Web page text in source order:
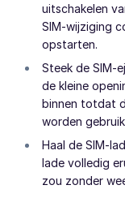
uitschakelen
SIM-wijziging
opstarten.
Steek de SIM-
de kleine
binnen totdat
worden
Haal de SIM-
lade volledig
zou zonder